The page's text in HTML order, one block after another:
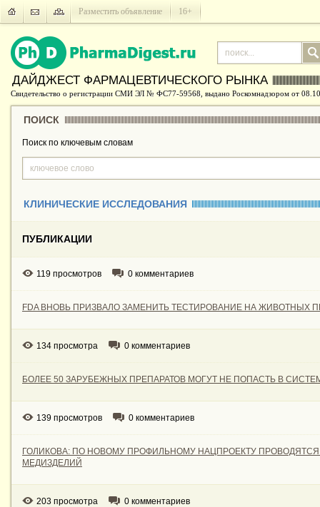
Разместить объявление 16+
ДАЙДЖЕСТ ФАРМАЦЕВТИЧЕСКОГО РЫНКА
Свидетельство о регистрации СМИ ЭЛ № ФС77-59568, выдано Роскомнадзором от
ПОИСК
Поиск по ключевым словам
КЛИНИЧЕСКИЕ ИССЛЕДОВАНИЯ
ПУБЛИКАЦИИ
119 просмотров 0 комментариев
FDA ВНОВЬ ПРИЗВАЛО ЗАМЕНИТЬ ТЕСТИРОВАНИЕ НА ЖИВОТНЫХ
134 просмотра 0 комментариев
БОЛЕЕ 50 ЗАРУБЕЖНЫХ ПРЕПАРАТОВ МОГУТ НЕ ПОПАСТЬ В
139 просмотров 0 комментариев
ГОЛИКОВА: ПО НОВОМУ ПРОФИЛЬНОМУ НАЦПРОЕКТУ ПРОВОДЯТСЯ
МЕДИЗДЕЛИЙ
203 просмотра 0 комментариев